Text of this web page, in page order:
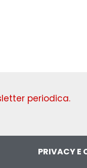
periodica.
PRIVACY E